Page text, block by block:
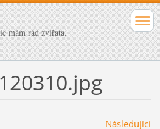
mám rád zvířata.
Následující